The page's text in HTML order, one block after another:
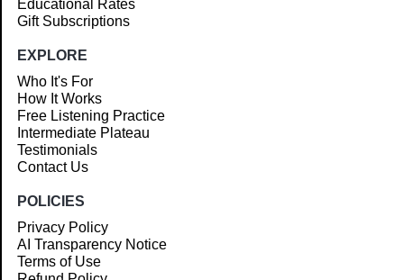
Educational Rates
Gift Subscriptions
EXPLORE
Who It's For
How It Works
Free Listening Practice
Intermediate Plateau
Testimonials
Contact Us
POLICIES
Privacy Policy
AI Transparency Notice
Terms of Use